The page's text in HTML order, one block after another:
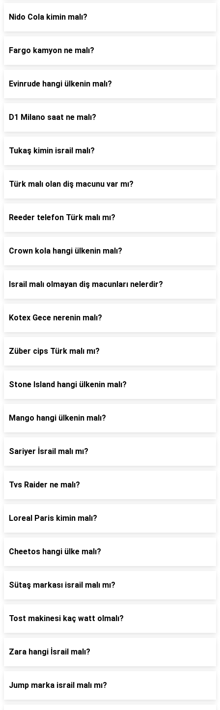
Nido Cola kimin malı?
Fargo kamyon ne malı?
Evinrude hangi ülkenin malı?
D1 Milano saat ne malı?
Tukaş kimin israil malı?
Türk malı olan diş macunu var mı?
Reeder telefon Türk malı mı?
Crown kola hangi ülkenin malı?
Israil malı olmayan diş macunları nelerdir?
Kotex Gece nerenin malı?
Züber cips Türk malı mı?
Stone Island hangi ülkenin malı?
Mango hangi ülkenin malı?
Sariyer İsrail malı mı?
Tvs Raider ne malı?
Loreal Paris kimin malı?
Cheetos hangi ülke malı?
Sütaş markası israil malı mı?
Tost makinesi kaç watt olmalı?
Zara hangi İsrail malı?
Jump marka israil malı mı?